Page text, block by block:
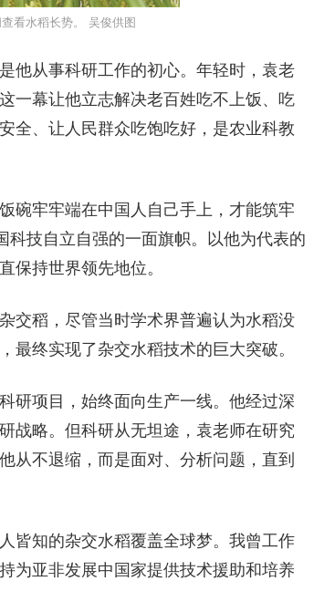
看水稻长势。 吴俊供图
他从事科研工作的初心。年轻时，袁老
一幕让他立志解决老百姓吃不上饭、吃
全、让人民群众吃饱吃好，是农业科教
碗牢牢端在中国人自己手上，才能筑牢
科技自立自强的一面旗帜。以他为代表的
保持世界领先地位。
交稻，尽管当时学术界普遍认为水稻没
最终实现了杂交水稻技术的巨大突破。
研项目，始终面向生产一线。他经过深
战略。但科研从无坦途，袁老师在研究
从不退缩，而是面对、分析问题，直到
皆知的杂交水稻覆盖全球梦。我曾工作
为亚非发展中国家提供技术援助和培养